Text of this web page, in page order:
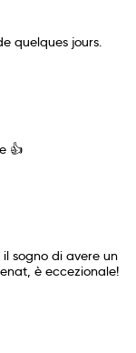
quelques jours.
👍
sogno di avere un
è eccezionale!